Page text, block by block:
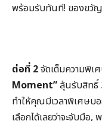
พร้อมรับทันที! ของขวัญ
ต่อที่ 2จัดเต็มความพิเ
Moment”ลุ้นรับสิทธิ์
ทำให้คุณมีเวลาพิเศษบ
เลือกได้เลยว่าจะจับมือ,